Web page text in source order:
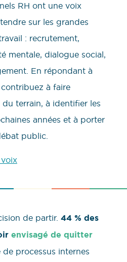
RH ont une voix
sur les grandes
: recrutement,
mentale, dialogue social,
En répondant à
à faire
terrain, à identifier les
années et à porter
public.
de partir. 44 % des
envisagé de quitter
de processus internes